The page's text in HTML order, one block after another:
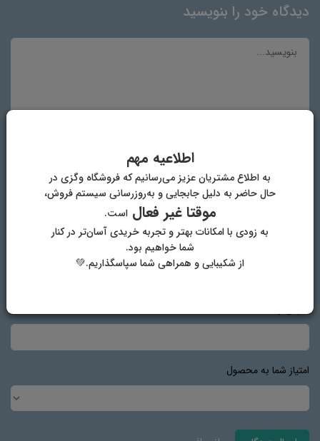
دیدگاه خود را بنویسید
نام و نام خانوادگی
امتیاز شما به محصول
اطلاعیه مهم
به اطلاع مشتریان عزیز می‌رسانیم که فروشگاه وگزی در
حال حاضر به دلیل جابجایی و به‌روزرسانی سیستم فروش،
موقتا غیر فعالاست.
به زودی با امکانات بهتر و تجربه خریدی آسان‌تر در کنار
شما خواهیم بود.
از شکیبایی و همراهی شما سپاسگذاریم.💚